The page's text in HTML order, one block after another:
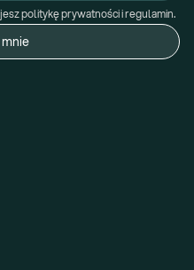
politykę prywatności i regulamin.